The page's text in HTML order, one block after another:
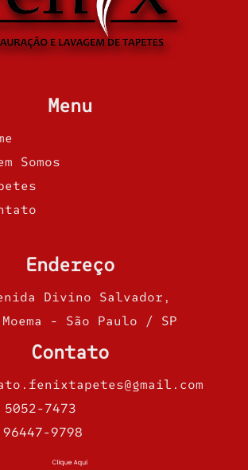
Menu
Somos
Endereço
Divino Salvador,
- São Paulo / SP
Contato
7473
9798